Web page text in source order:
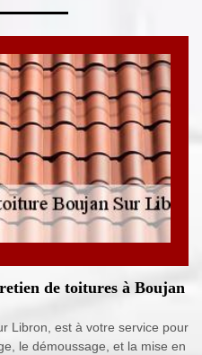
de toitures à Boujan
Libron, est à votre service pour
le démoussage, et la mise en